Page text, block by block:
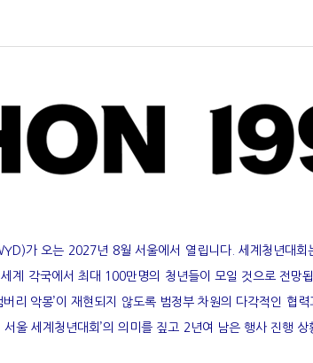
가 오는 2027년 8월 서울에서 열립니다. 세계청년대회
계 각국에서 최대 100만명의 청년들이 모일 것으로 전망
리 악몽’이 재현되지 않도록 범정부 차원의 다각적인 협력
울 세계청년대회’의 의미를 짚고 2년여 남은 행사 진행